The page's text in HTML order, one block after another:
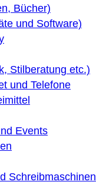
Bücher)
und Software)
Stilberatung etc.)
und Telefone
Events
Schreibmaschinen